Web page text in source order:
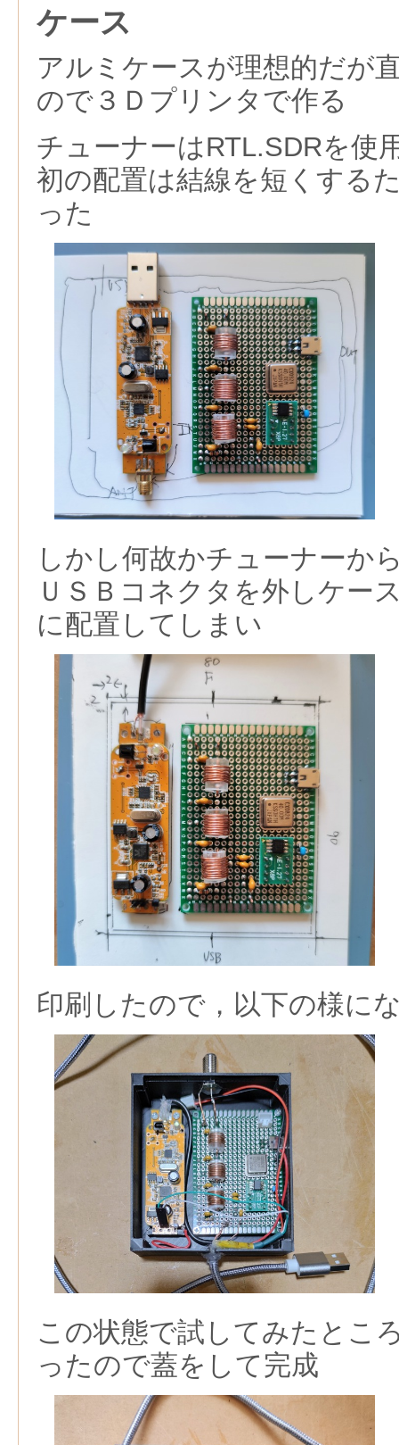
ケース
アルミケースが理想的だが
ので３Ｄプリンタで作る
チューナーはRTL.SDRを使
初の配置は結線を短くする
った
しかし何故かチューナーか
ＵＳＢコネクタを外しケー
に配置してしまい
印刷したので，以下の様に
この状態で試してみたとこ
ったので蓋をして完成